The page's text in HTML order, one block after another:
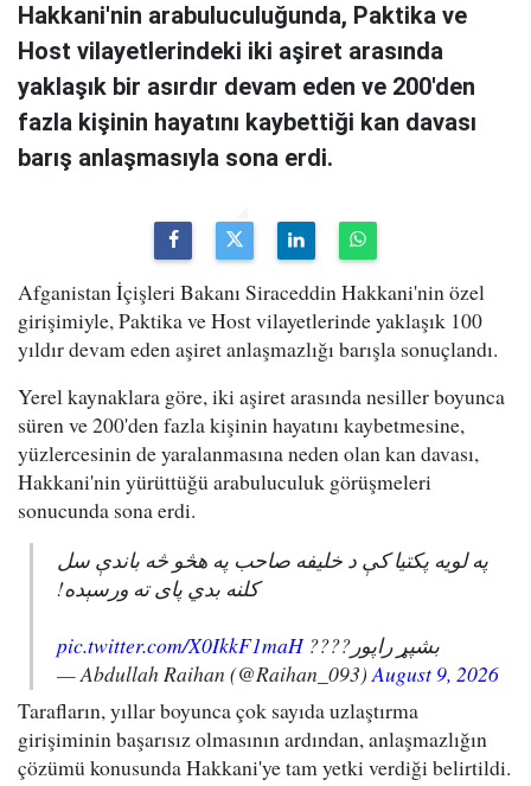
Hakkani'nin arabuluculuğunda, Paktika ve
Host vilayetlerindeki iki aşiret arasında
yaklaşık bir asırdır devam eden ve 200'den
fazla kişinin hayatını kaybettiği kan davası
barış anlaşmasıyla sona erdi.
Afganistan İçişleri Bakanı Siraceddin Hakkani'nin özel
girişimiyle, Paktika ve Host vilayetlerinde yaklaşık 100
yıldır devam eden aşiret anlaşmazlığı barışla sonuçlandı.
Yerel kaynaklara göre, iki aşiret arasında nesiller boyunca
süren ve 200'den fazla kişinin hayatını kaybetmesine,
yüzlercesinin de yaralanmasına neden olan kan davası,
Hakkani'nin yürüttüğü arabuluculuk görüşmeleri
sonucunda sona erdi.
په لویه پکتیا کې د خلیفه صاحب په هڅو څه باندې سل
کلنه بدي پای ته ورسېده!
بشپړ راپور????pic.twitter.com/X0IkkF1maH
— Abdullah Raihan (@Raihan_093)August 9, 2026
Tarafların, yıllar boyunca çok sayıda uzlaştırma
girişiminin başarısız olmasının ardından, anlaşmazlığın
çözümü konusunda Hakkani'ye tam yetki verdiği belirtildi.